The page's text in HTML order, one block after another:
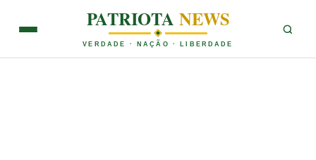
PATRIOTANEWS
VERDADE · NAÇÃO · LIBERDADE